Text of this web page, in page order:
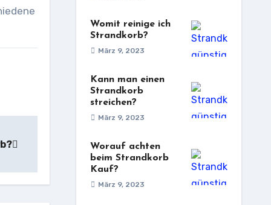
Womit reinige ich
Strandkorb?
März 9, 2023
Kann man einen
Strandkorb
streichen?
März 9, 2023
Worauf achten
beim Strandkorb
Kauf?
März 9, 2023